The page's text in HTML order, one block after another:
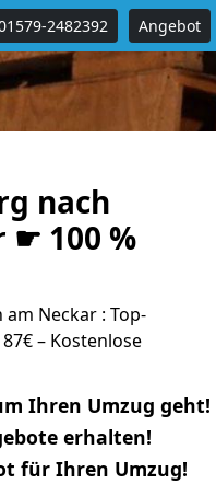
2482392 Angebot
nach
☛ 100 %
Neckar : Top-
– Kostenlose
Ihren Umzug geht!
erhalten!
für Ihren Umzug!